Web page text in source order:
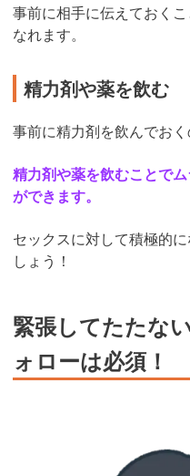
事前に相手に伝えておく
なれます。
精力剤や薬を飲む
事前に精力剤を飲んでお
精力剤や薬を飲むことで
ができます。
セックスに対して積極的
しょう！
緊張してたたな
ォローは必須！